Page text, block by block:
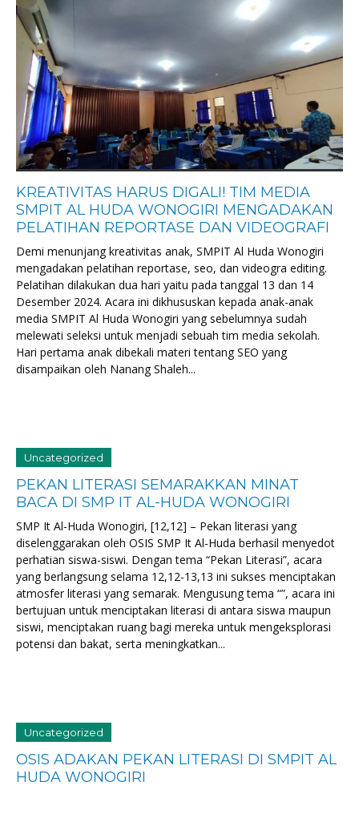
KREATIVITAS HARUS DIGALI! TIM MEDIA
SMPIT AL HUDA WONOGIRI MENGADAKAN
PELATIHAN REPORTASE DAN VIDEOGRAFI
Demi menunjang kreativitas anak, SMPIT Al Huda Wonogiri
mengadakan pelatihan reportase, seo, dan videografi editing.
Pelatihan dilakukan dua hari yaitu pada tanggal 13 dan 14
Desember 2024. Acara ini dikhususkan kepada anak-anak
media SMPIT Al Huda Wonogiri yang sebelumnya sudah
melewati seleksi untuk menjadi sebuah tim media sekolah.
Hari pertama anak dibekali materi tentang SEO yang
disampaikan oleh Nanang Shaleh...
Uncategorized
PEKAN LITERASI SEMARAKKAN MINAT
BACA DI SMP IT AL-HUDA WONOGIRI
SMP It Al-Huda Wonogiri, [12,12] – Pekan literasi yang
diselenggarakan oleh OSIS SMP It Al-Huda berhasil menyedot
perhatian siswa-siswi. Dengan tema “Pekan Literasi”, acara
yang berlangsung selama 12,12-13,13 ini sukses menciptakan
atmosfer literasi yang semarak. Mengusung tema “”, acara ini
bertujuan untuk menciptakan literasi di antara siswa maupun
siswi, menciptakan ruang bagi mereka untuk mengeksplorasi
potensi dan bakat, serta meningkatkan...
Uncategorized
OSIS ADAKAN PEKAN LITERASI DI SMPIT AL
HUDA WONOGIRI